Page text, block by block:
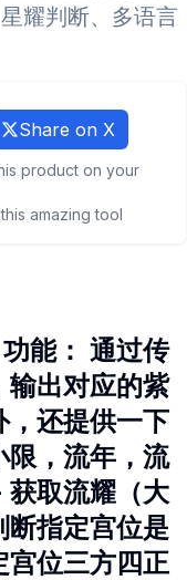
耀判断、多语言
Share on X
product on your
amazing tool
能： 通过传
输出对应的紫
，还提供一下
，流年，流
获取流耀（大
断指定宫位是
位三方四正